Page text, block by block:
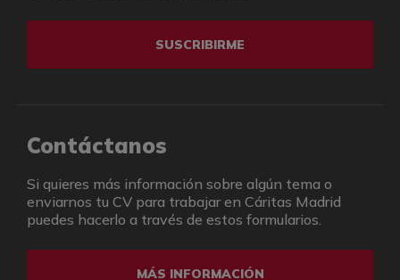
SUSCRIBIRME
Contáctanos
Si quieres más información sobre algún tema o
enviarnos tu CV para trabajar en Cáritas Madrid
puedes hacerlo a través de estos formularios.
MÁS INFORMACIÓN